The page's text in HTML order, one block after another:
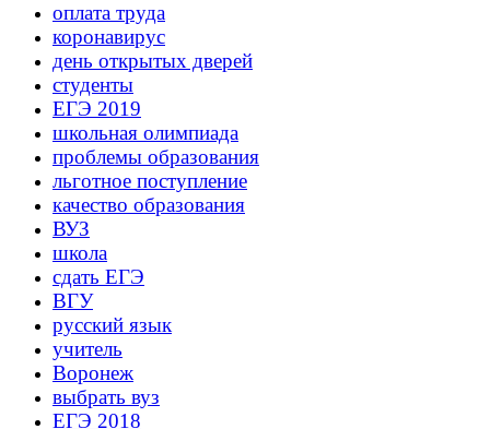
оплата труда
коронавирус
день открытых дверей
студенты
ЕГЭ 2019
школьная олимпиада
проблемы образования
льготное поступление
качество образования
ВУЗ
школа
сдать ЕГЭ
ВГУ
русский язык
учитель
Воронеж
выбрать вуз
ЕГЭ 2018